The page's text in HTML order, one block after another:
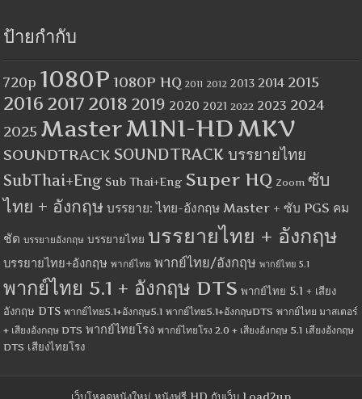
ป้ายกำกับ
720p 1080P 1080P HQ 2011 2012 2013 2014 2015
2016 2017 2018 2019 2020 2021 2022 2023 2024
2025 MasterMINI-HDMKV
SOUNDTRACK SOUNDTRACK บรรยายไทย
SubThai+Eng Sub Thai+Eng Super HQ Zoom ซับ
ไทย + อังกฤษ บรรยาย: ไทย-อังกฤษ Master + ซับ PGS คม
ชัด บรรยายอังกฤษ บรรยายไทย บรรยายไทย + อังกฤษ
บรรยายไทย+อังกฤษ พากย์ไทย พากย์ไทย/อังกฤษ พากย์ไทย 5.1
พากย์ไทย 5.1 + อังกฤษ DTS พากย์ไทย 5.1 + เสียง
อังกฤษ DTS พากย์ไทย5.1+อังกฤษ5.1 พากย์ไทย5.1+อังกฤษDTS พากย์ไทย มาสเตอร์
+ เสียงอังกฤษ DTS พากย์ไทยโรง พากย์ไทยโรง 2.0 + เสียงอังกฤษ 5.1 เสียงอังกฤษ
DTS เสียงไทยโรง